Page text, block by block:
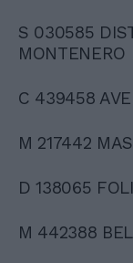
S 030585
MONTENERO
C 439458
M 217442
D 138065
M 442388